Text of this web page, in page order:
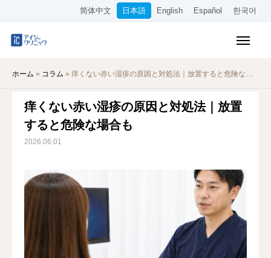
简体中文 日本語 English Español 한국어
ホーム » コラム » 痒くない赤い湿疹の原因と対処法｜放置すると危険な場合も
痒くない赤い湿疹の原因と対処法｜放置
すると危険な場合も
2026.06.01
料金表
オンライン診療
当院について
アクセス